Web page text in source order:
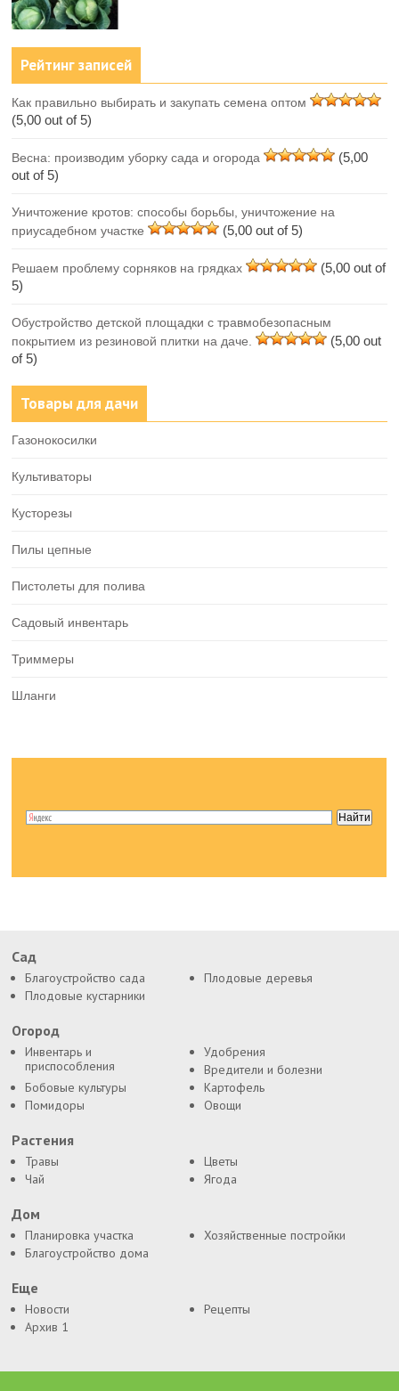
Рейтинг записей
Как правильно выбирать и закупать семена оптом
(5,00 out of 5)
Весна: производим уборку сада и огорода
(5,00
out of 5)
Уничтожение кротов: способы борьбы, уничтожение на
приусадебном участке
(5,00 out of 5)
Решаем проблему сорняков на грядках
(5,00 out of
5)
Обустройство детской площадки с травмобезопасным
покрытием из резиновой плитки на даче.
(5,00 out
of 5)
Товары для дачи
Газонокосилки
Культиваторы
Кусторезы
Пилы цепные
Пистолеты для полива
Садовый инвентарь
Триммеры
Шланги
Сад
Благоустройство сада
Плодовые деревья
Плодовые кустарники
Огород
Инвентарь и
приспособления
Удобрения
Вредители и болезни
Бобовые культуры
Картофель
Помидоры
Овощи
Растения
Травы
Цветы
Чай
Ягода
Дом
Планировка участка
Хозяйственные постройки
Благоустройство дома
Еще
Новости
Рецепты
Архив 1